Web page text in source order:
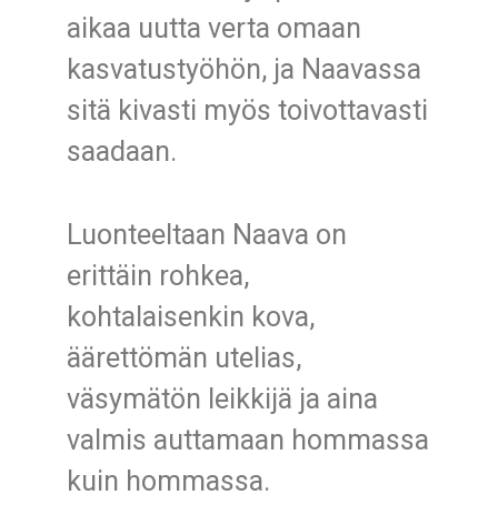
aikaa uutta verta omaan
kasvatustyöhön, ja Naavassa
sitä kivasti myös toivottavasti
saadaan.
Luonteeltaan Naava on
erittäin rohkea,
kohtalaisenkin kova,
äärettömän utelias,
väsymätön leikkijä ja aina
valmis auttamaan hommassa
kuin hommassa.